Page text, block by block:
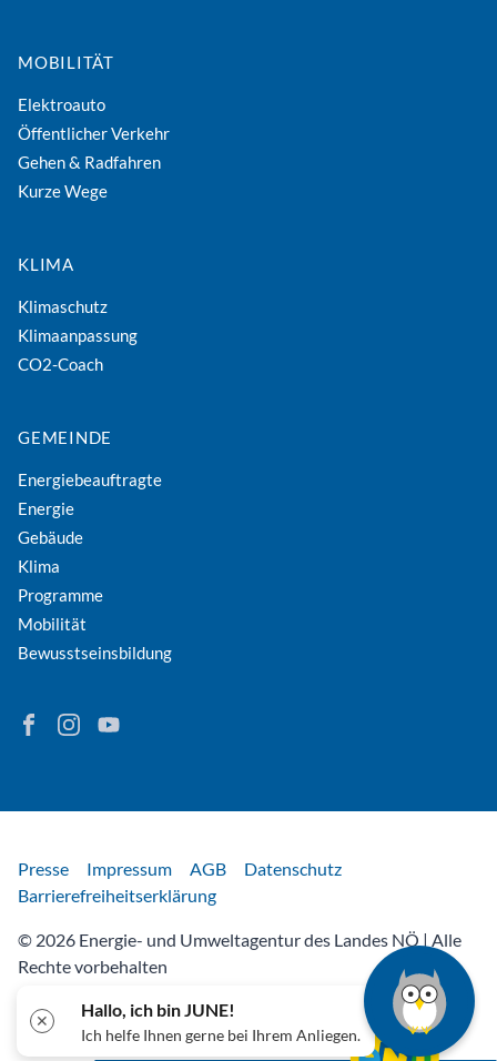
MOBILITÄT
Elektroauto
Öffentlicher Verkehr
Gehen & Radfahren
Kurze Wege
KLIMA
Klimaschutz
Klimaanpassung
CO2-Coach
GEMEINDE
Energiebeauftragte
Energie
Gebäude
Klima
Programme
Mobilität
Bewusstseinsbildung
Finden Sie Energie in Niederösterreich auf Facebook
Folgen Sie Energie in Niederösterreich auf Instagram
Besuchen Sie den YouTube-Kanal der eNu
Rechtliches
Presse Impressum AGB
Datenschutz
Barrierefreiheitserklärung
© 2026 Energie- und Umweltagentur des Landes NÖ | Alle
Rechte vorbehalten
✕
Hallo, ich bin JUNE!
Ich helfe Ihnen gerne bei Ihrem Anliegen.